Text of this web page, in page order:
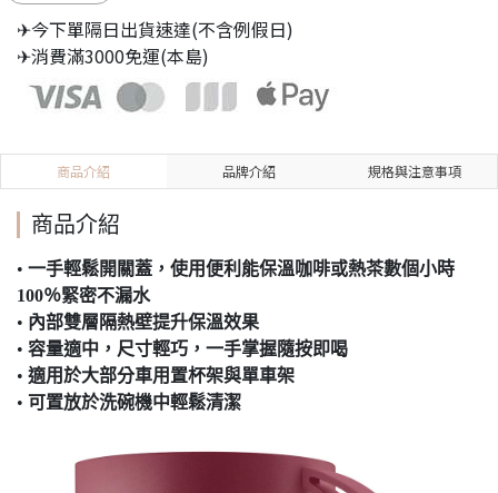
✈今下單隔日出貨速達(不含例假日)
✈消費滿3000免運(本島)
商品介紹 品牌介紹 規格與注意事項
商品介紹
• 一手輕鬆開關蓋，使用便利能保溫咖啡或熱茶數個小時
100％緊密不漏水
• 內部雙層隔熱壁提升保溫效果
• 容量適中，尺寸輕巧，一手掌握隨按即喝
• 適用於大部分車用置杯架與單車架
• 可置放於洗碗機中輕鬆清潔